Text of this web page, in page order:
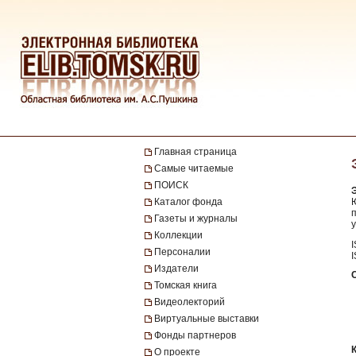
Главная страница
Самые читаемые
ПОИСК
Каталог фонда
Газеты и журналы
Коллекции
Персоналии
Издатели
Томская книга
Видеолекторий
Виртуальные выставки
Фонды партнеров
О проекте